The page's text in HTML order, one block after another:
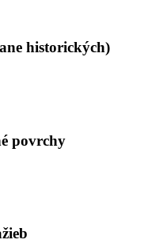
historických)
povrchy